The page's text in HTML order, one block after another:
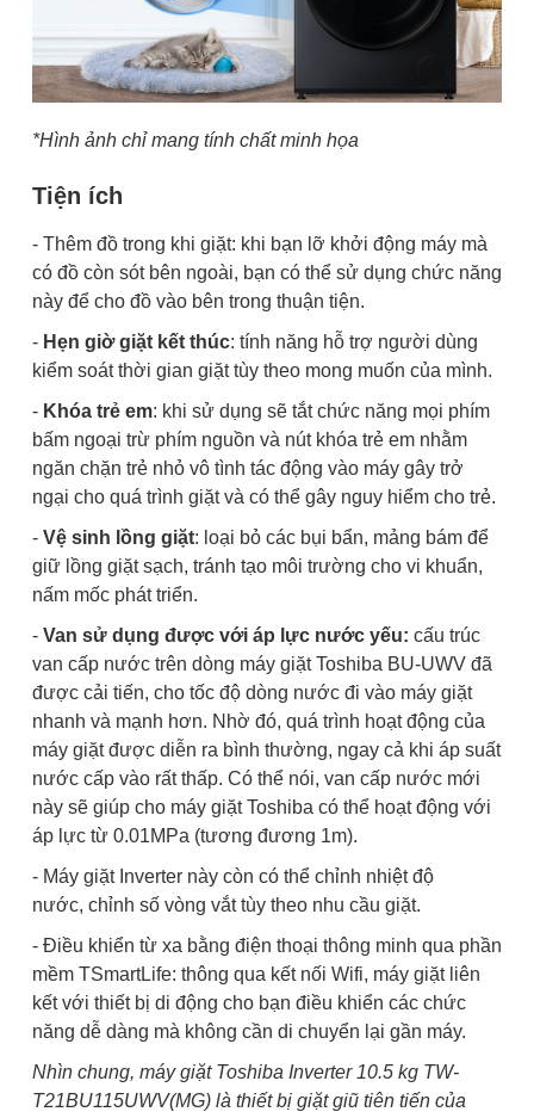
*Hình ảnh chỉ mang tính chất minh họa
Tiện ích
- Thêm đồ trong khi giặt: khi bạn lỡ khởi động máy mà
có đồ còn sót bên ngoài, bạn có thể sử dụng chức năng
này để cho đồ vào bên trong thuận tiện.
- Hẹn giờ giặt kết thúc: tính năng hỗ trợ người dùng
kiểm soát thời gian giặt tùy theo mong muốn của mình.
- Khóa trẻ em: khi sử dụng sẽ tắt chức năng mọi phím
bấm ngoại trừ phím nguồn và nút khóa trẻ em nhằm
ngăn chặn trẻ nhỏ vô tình tác động vào máy gây trở
ngại cho quá trình giặt và có thể gây nguy hiểm cho trẻ.
- Vệ sinh lồng giặt: loại bỏ các bụi bẩn, mảng bám để
giữ lồng giặt sạch, tránh tạo môi trường cho vi khuẩn,
nấm mốc phát triển.
- Van sử dụng được với áp lực nước yếu: cấu trúc
van cấp nước trên dòng máy giặt Toshiba BU-UWV đã
được cải tiến, cho tốc độ dòng nước đi vào máy giặt
nhanh và mạnh hơn. Nhờ đó, quá trình hoạt động của
máy giặt được diễn ra bình thường, ngay cả khi áp suất
nước cấp vào rất thấp. Có thể nói, van cấp nước mới
này sẽ giúp cho máy giặt Toshiba có thể hoạt động với
áp lực từ 0.01MPa (tương đương 1m).
- Máy giặt Inverter này còn có thể chỉnh nhiệt độ
nước, chỉnh số vòng vắt tùy theo nhu cầu giặt.
- Điều khiển từ xa bằng điện thoại thông minh qua phần
mềm TSmartLife: thông qua kết nối Wifi, máy giặt liên
kết với thiết bị di động cho bạn điều khiển các chức
năng dễ dàng mà không cần di chuyển lại gần máy.
Nhìn chung, máy giặt Toshiba Inverter 10.5 kg TW-
T21BU115UWV(MG) là thiết bị giặt giũ tiên tiến của